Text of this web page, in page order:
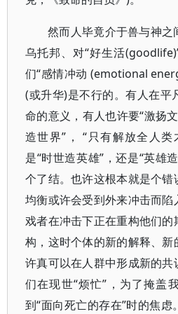
然而人毕竟介于兽与神
乌托邦、对“好生活
们“感情冲动 (emotional
(或升华)是不行的。有人在平
命的意义，有人也许要“激扬
造世界”， “只有解放全人类
是“时世造英雄”，还是“英雄
个了结。也许这根本就是个
均衡或许会受到外来冲击而
戏者在冲击下正在重构他们
构，这时个体的新的解释、
许真可以在人群中形成新的
们在现世“烦忙”，为了掩盖
到“面向死亡的存在”时的焦